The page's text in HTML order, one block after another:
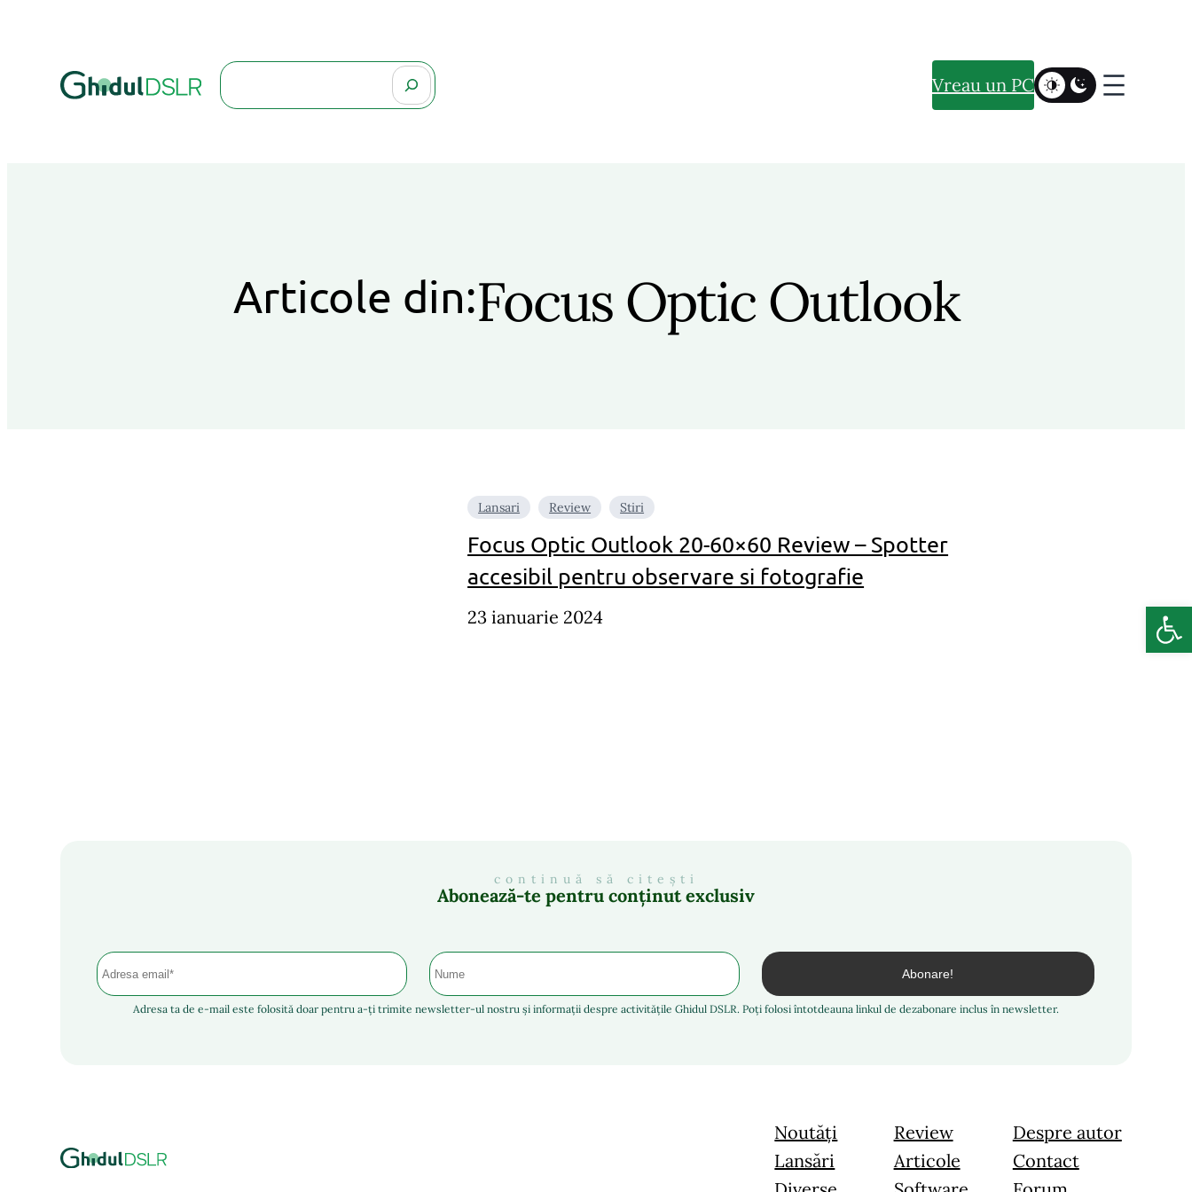
Search Vreau un PC
Articole din:Focus Optic Outlook
Lansari Review Stiri
Focus Optic Outlook 20-60×60 Review – Spotter
accesibil pentru observare si fotografie
23 ianuarie 2024
continuă să citești
Abonează-te pentru conținut exclusiv
Adresa ta de e-mail este folosită doar pentru a-ți trimite newsletter-ul nostru și informații despre activitățile Ghidul DSLR. Poți folosi întotdeauna linkul de dezabonare inclus în newsletter.
Noutăți
Lansări
Review
Articole
Despre autor
Contact